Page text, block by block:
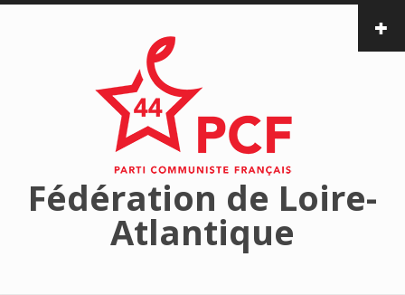
Aller au contenu principal
Fédération de Loire-
Atlantique